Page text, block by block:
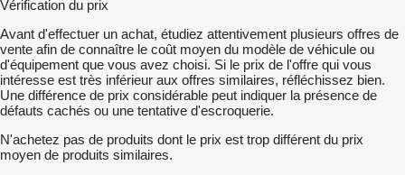
Vérification du prix
Avant d'effectuer un achat, étudiez attentivement plusieurs offres de
vente afin de connaître le coût moyen du modèle de véhicule ou
d'équipement que vous avez choisi. Si le prix de l'offre qui vous
intéresse est très inférieur aux offres similaires, réfléchissez bien.
Une différence de prix considérable peut indiquer la présence de
défauts cachés ou une tentative d'escroquerie.
N'achetez pas de produits dont le prix est trop différent du prix
moyen de produits similaires.